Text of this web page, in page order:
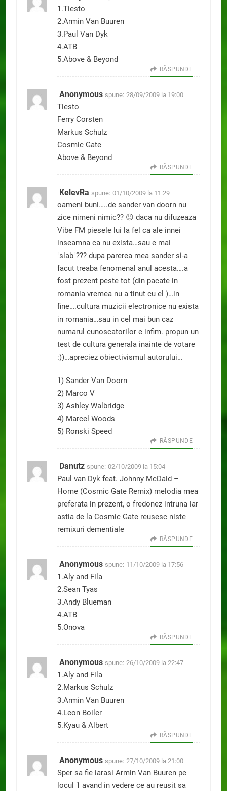
1.Tiesto
2.Armin Van Buuren
3.Paul Van Dyk
4.ATB
5.Above & Beyond
RĂSPUNDE
Anonymous spune: 28/09/2009 la 19:00
Tiesto
Ferry Corsten
Markus Schulz
Cosmic Gate
Above & Beyond
RĂSPUNDE
KelevRa spune: 01/10/2009 la 11:29
oameni buni…..de sander van doorn nu
zice nimeni nimic?? 😐 daca nu difuzeaza
Vibe FM piesele lui la fel ca ale innei
inseamna ca nu exista…sau e mai
"slab"??? dupa parerea mea sander si-a
facut treaba fenomenal anul acesta….a
fost prezent peste tot (din pacate in
romania vremea nu a tinut cu el )…in
fine….cultura muzicii electronice nu exista
in romania…sau in cel mai bun caz
numarul cunoscatorilor e infim. propun un
test de cultura generala inainte de votare
:))…apreciez obiectivismul autorului…
1) Sander Van Doorn
2) Marco V
3) Ashley Walbridge
4) Marcel Woods
5) Ronski Speed
RĂSPUNDE
Danutz spune: 02/10/2009 la 15:04
Paul van Dyk feat. Johnny McDaid –
Home (Cosmic Gate Remix) melodia mea
preferata in prezent, o fredonez intruna iar
astia de la Cosmic Gate reusesc niste
remixuri dementiale
RĂSPUNDE
Anonymous spune: 11/10/2009 la 17:56
1.Aly and Fila
2.Sean Tyas
3.Andy Blueman
4.ATB
5.Onova
RĂSPUNDE
Anonymous spune: 26/10/2009 la 22:47
1.Aly and Fila
2.Markus Schulz
3.Armin Van Buuren
4.Leon Boiler
5.Kyau & Albert
RĂSPUNDE
Anonymous spune: 27/10/2009 la 21:00
Sper sa fie iarasi Armin Van Buuren pe
locul 1 avand in vedere ce au reusit sa